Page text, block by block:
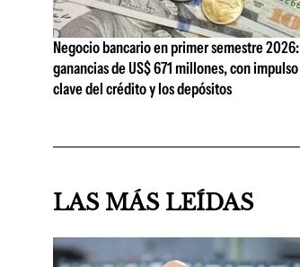
Negocio bancario en primer semestre 2026:
ganancias de US$ 671 millones, con impulso
clave del crédito y los depósitos
LAS MÁS LEÍDAS